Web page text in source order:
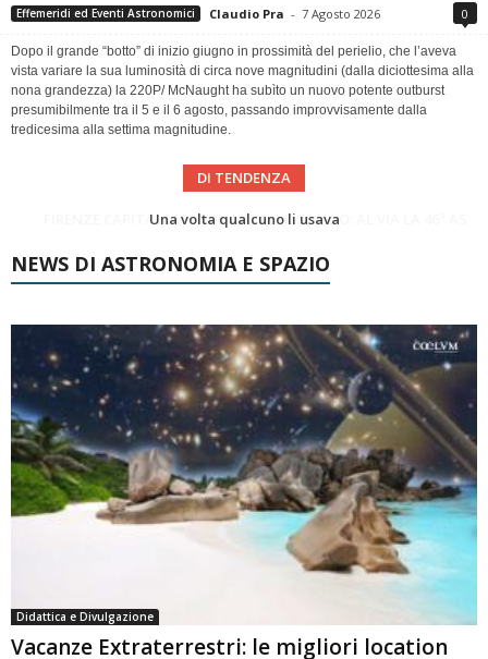
Effemeridi ed Eventi Astronomici Claudio Pra - 7 Agosto 2026 0
Dopo il grande “botto” di inizio giugno in prossimità del perielio, che l’aveva
vista variare la sua luminosità di circa nove magnitudini (dalla diciottesima alla
nona grandezza) la 220P/ McNaught ha subìto un nuovo potente outburst
presumibilmente tra il 5 e il 6 agosto, passando improvvisamente dalla
tredicesima alla settima magnitudine.
DI TENDENZA
Cielo del Mese di Agosto 2026
NEWS DI ASTRONOMIA E SPAZIO
Didattica e Divulgazione
Vacanze Extraterrestri: le migliori location